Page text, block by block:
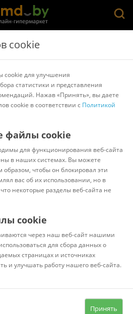
Шкафы
cookie
cookie для улучшения
статистики и представления
Нажав «Принять», вы даете
cookie в соответствии с Политикой
файлы cookie
для функционирования веб-сайта
в наших системах. Вы можете
образом, чтобы он блокировал эти
вас об их использовании, но в
некоторые разделы веб-сайта не
cookie
через наш веб-сайт нашими
для сбора данных о
страницах и источниках
и улучшать работу нашего веб-сайта.
Принять